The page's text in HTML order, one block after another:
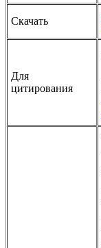
Скачать
Для
цитирования